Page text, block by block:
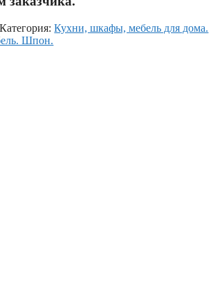
Категория:Кухни, шкафы, мебель для дома.
Шпон.